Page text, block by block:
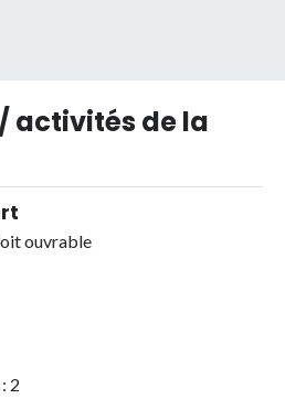
activités de la
ouvrable
2